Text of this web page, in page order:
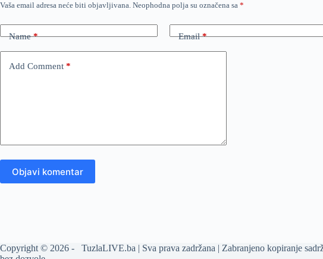
Vaša email adresa neće biti objavljivana. Neophodna polja su označena sa *
Name* Email*
Add Comment *
Objavi komentar
Copyright © 2026 - TuzlaLIVE.ba | Sva prava zadržana | Zabranjeno kopiranje